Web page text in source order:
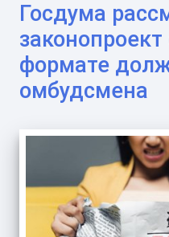
Госдума
формате
омбудсмена